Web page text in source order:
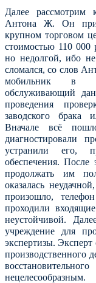
Далее рассмотрим
Антона Ж. Он
крупном торговом
стоимостью 110 000
но недолгой, ибо
сломался, со слов
мобильник в
обслуживающий
проведения
заводского брака
Вначале всё
диагностировали
устранили его,
обеспечения. После
продолжать им
оказалась
произошло,
проходили
неустойчивой.
учреждение для
экспертизы. Эксперт
производственного
нецелесообразным.